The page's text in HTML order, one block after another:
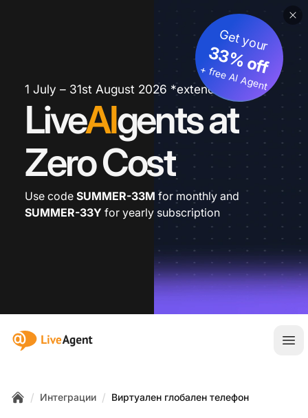
1 July – 31st August 2026 *extended
LiveAIgents at
Zero Cost
Get your
33% off
+ free AI Agent
Use code SUMMER-33M for monthly and
SUMMER-33Y for yearly subscription
:site.title
/ Интеграции / Виртуален глобален телефон